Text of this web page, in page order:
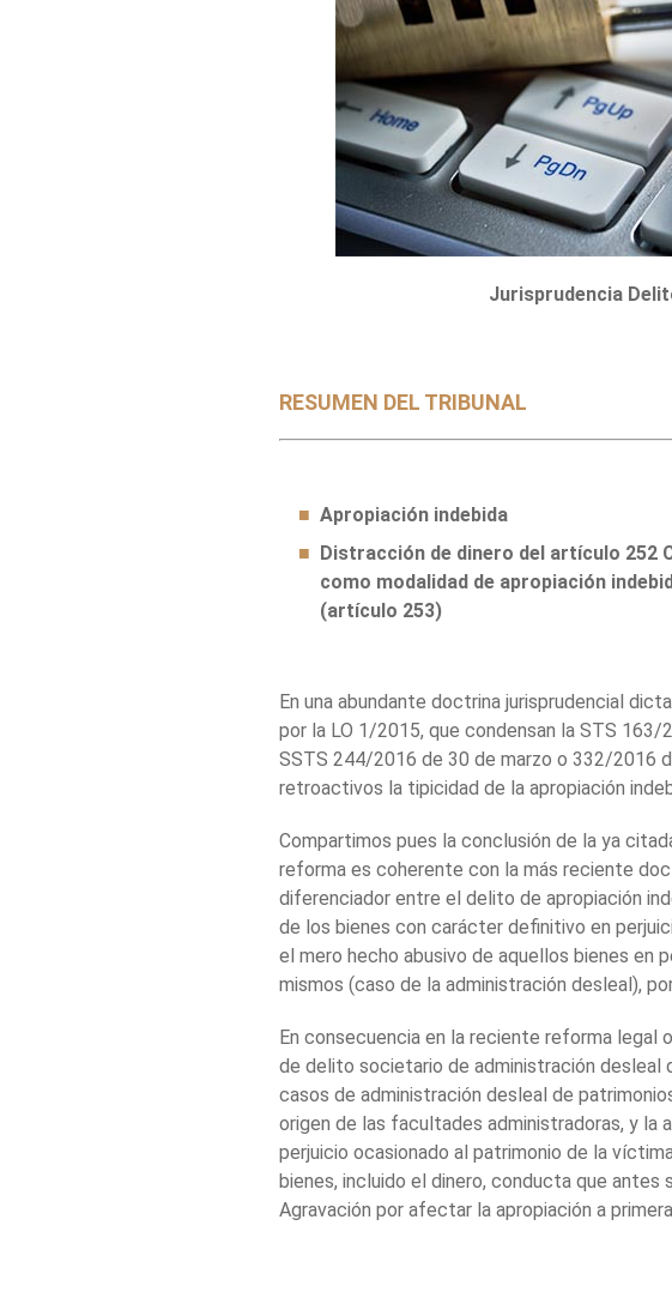
Jurisprudencia
RESUMEN DEL TRIBUNAL
Apropiación indebida
Distracción de dinero del artículo 252
como modalidad de apropiación
(artículo 253)
En una abundante doctrina jurisprudencial
por la LO 1/2015, que condensan la STS
SSTS 244/2016 de 30 de marzo o 332/2016
retroactivos la tipicidad de la apropiación
Compartimos pues la conclusión de la ya
reforma es coherente con la más reciente
diferenciador entre el delito de apropiación
de los bienes con carácter definitivo en
el mero hecho abusivo de aquellos bienes en
mismos (caso de la administración desleal),
En consecuencia en la reciente reforma
de delito societario de administración
casos de administración desleal de
origen de las facultades administradoras, y la
perjuicio ocasionado al patrimonio de la
bienes, incluido el dinero, conducta que antes
Agravación por afectar la apropiación a